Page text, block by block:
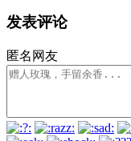
发表评论
匿名网友